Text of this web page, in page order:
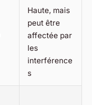
Haute, mais
peut être
affectée par
les
interférence
s